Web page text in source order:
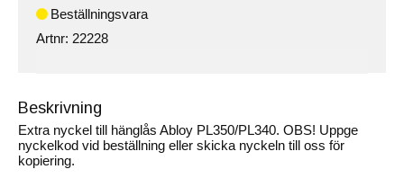
Artnr: 22228
Beskrivning
Extra nyckel till hänglås Abloy PL350/PL340. OBS! Uppge
nyckelkod vid beställning eller skicka nyckeln till oss för
kopiering.